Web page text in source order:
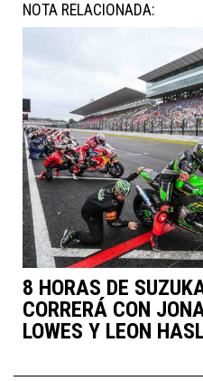
NOTA RELACIONADA:
8 HORAS DE
CORRERÁ CON
LOWES Y LEON